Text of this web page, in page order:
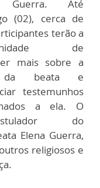
Guerra. Até
(02), cerca de
terão a
de
mais sobre a
da beata e
testemunhos
a ela. O
do
Elena Guerra,
religiosos e